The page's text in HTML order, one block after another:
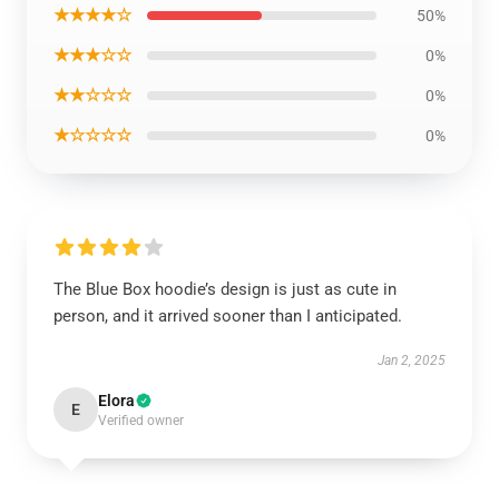
★★★★☆ 50%
★★★☆☆ 0%
★★☆☆☆ 0%
★☆☆☆☆ 0%
The Blue Box hoodie’s design is just as cute in
person, and it arrived sooner than I anticipated.
Jan 2, 2025
E Elora
Verified owner